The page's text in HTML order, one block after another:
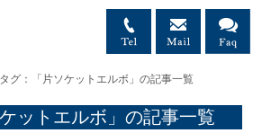
タグ：「片ソケットエルボ」の記事一覧
ットエルボ」の記事一覧